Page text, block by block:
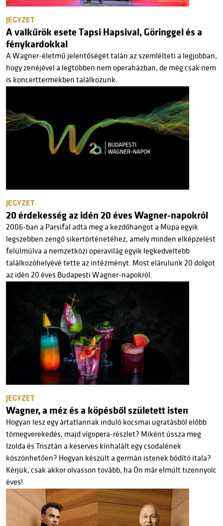
JEGYZET
A valkűrök esete Tapsi Hapsival, Göringgel és a
fénykardokkal
A Wagner-életmű jelentőségét talán az szemlélteti a legjobban,
hogy zenéjével a legtöbben nem operaházban, de még csak nem
is koncerttermekben találkozunk.
JEGYZET
20 érdekesség az idén 20 éves Wagner-napokról
2006-ban a Parsifal adta meg a kezdőhangot a Müpa egyik
legszebben zengő sikertörténetéhez, amely minden elképzelést
felülmúlva a nemzetközi operavilág egyik legkedveltebb
találkozóhelyévé tette az intézményt. Most elárulunk 20 dolgot
az idén 20 éves Budapesti Wagner-napokról.
JEGYZET
Wagner, a méz és a köpésből született isten
Hogyan lesz egy ártatlannak induló kocsmai ugratásból előbb
tömegverekedés, majd vígopera-részlet? Miként ússza meg
Izolda és Trisztán a keserves kínhalált egy csodalének
köszönhetően? Hogyan készült a germán istenek bódító itala?
Kérjük, csak akkor olvasson tovább, ha Ön már elmúlt tizennyolc
éves!